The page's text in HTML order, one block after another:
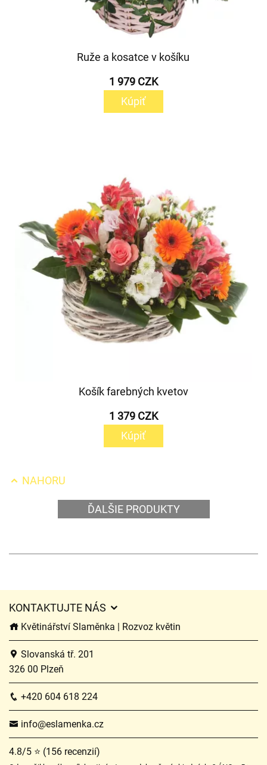
Ruže a kosatce v košíku
1 979 CZK
Kúpiť
Košík farebných kvetov
1 379 CZK
Kúpiť
NAHORU
ĎALŠIE PRODUKTY
KONTAKTUJTE NÁS
Květinářství Slaměnka | Rozvoz květin
Slovanská tř. 201
326 00 Plzeň
+420 604 618 224
info@eslamenka.cz
4.8/5 ⭐ (156 recenzií)